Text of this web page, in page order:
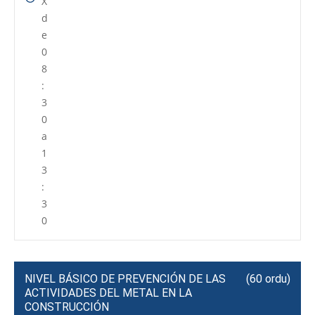
d
e
0
8
:
3
0
a
1
3
:
3
0
NIVEL BÁSICO DE PREVENCIÓN DE LAS
ACTIVIDADES DEL METAL EN LA
CONSTRUCCIÓN
(60 ordu)